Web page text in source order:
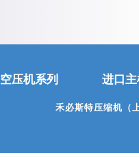
空压机系列 进口
禾必斯特压缩机（